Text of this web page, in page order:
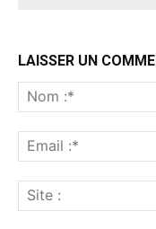
LAISSER UN